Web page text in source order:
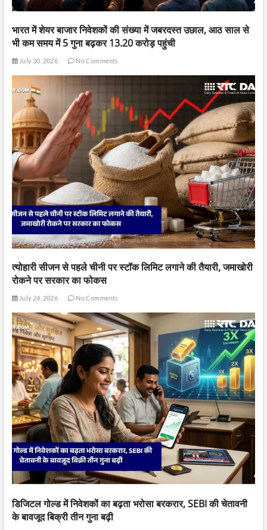
भारत में शेयर बाजार निवेशकों की संख्या में जबरदस्त उछाल, आठ साल से
भी कम समय में 5 गुना बढ़कर 13.20 करोड़ पहुंची
July 30, 2026 No Comments
त्योहारी सीजन से पहले चीनी पर स्टॉक लिमिट लगाने की तैयारी, जमाखोरी
रोकने पर सरकार का फोकस
July 24, 2026 No Comments
डिजिटल गोल्ड में निवेशकों का बढ़ता भरोसा बरकरार, SEBI की चेतावनी
के बावजूद बिक्री तीन गुना बढ़ी